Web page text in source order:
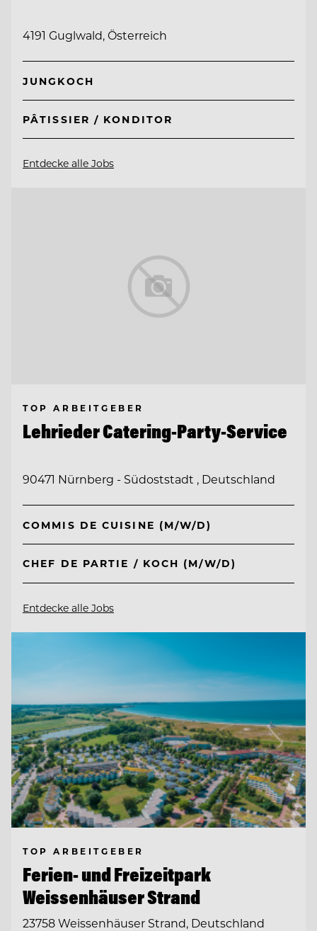
4191 Guglwald, Österreich
JUNGKOCH
PÂTISSIER / KONDITOR
Entdecke alle Jobs
TOP ARBEITGEBER
Lehrieder Catering-Party-Service
90471 Nürnberg - Südoststadt , Deutschland
COMMIS DE CUISINE (M/W/D)
CHEF DE PARTIE / KOCH (M/W/D)
Entdecke alle Jobs
TOP ARBEITGEBER
Ferien- und Freizeitpark
Weissenhäuser Strand
23758 Weissenhäuser Strand, Deutschland